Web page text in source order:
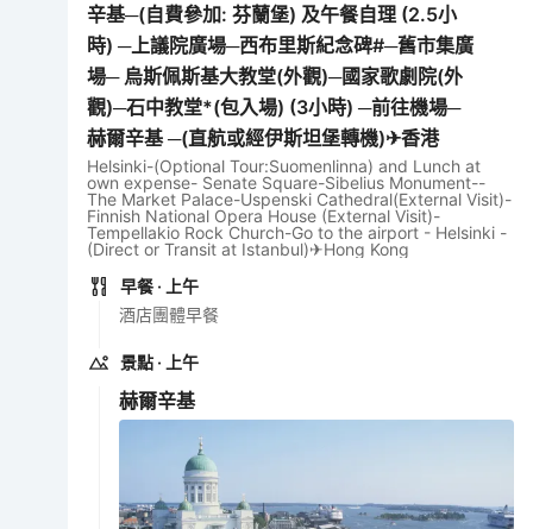
辛基─(自費參加: 芬蘭堡) 及午餐自理 (2.5小
時) ─上議院廣場─西布里斯紀念碑#─舊市集廣
場─ 烏斯佩斯基大教堂(外觀)─國家歌劇院(外
觀)─石中教堂*(包入場) (3小時) ─前往機場─
赫爾辛基 ─(直航或經伊斯坦堡轉機)✈香港
Helsinki-(Optional Tour:Suomenlinna) and Lunch at
own expense- Senate Square-Sibelius Monument--
The Market Palace-Uspenski Cathedral(External Visit)-
Finnish National Opera House (External Visit)-
Tempellakio Rock Church-Go to the airport - Helsinki -
(Direct or Transit at Istanbul)✈Hong Kong
早餐 · 上午
酒店團體早餐
景點 · 上午
赫爾辛基